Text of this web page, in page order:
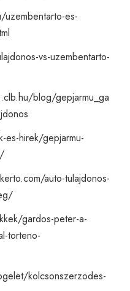
es-
vs-uzembentarto-
blog/gepjarmu_ga
hirek/gepjarmu-
auto-tulajdonos-
gardos-peter-a-
torteno-
kolcsonszerzodes-